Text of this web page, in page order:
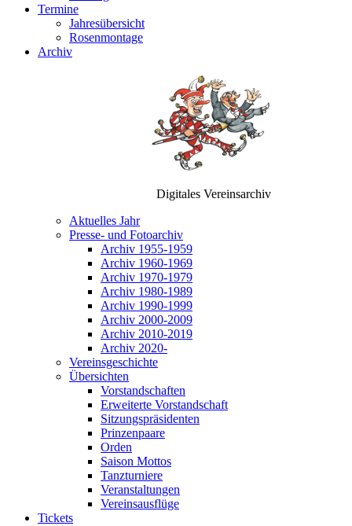
Termine
Jahresübersicht
Rosenmontage
Archiv
Digitales Vereinsarchiv
Aktuelles Jahr
Presse- und Fotoarchiv
Archiv 1955-1959
Archiv 1960-1969
Archiv 1970-1979
Archiv 1980-1989
Archiv 1990-1999
Archiv 2000-2009
Archiv 2010-2019
Archiv 2020-
Vereinsgeschichte
Übersichten
Vorstandschaften
Erweiterte Vorstandschaft
Sitzungspräsidenten
Prinzenpaare
Orden
Saison Mottos
Tanzturniere
Veranstaltungen
Vereinsausflüge
Tickets